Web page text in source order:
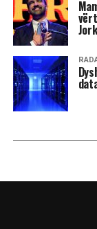
pozicionin e
Astrologjia i
shumë
panevojshme.
Virgjëresha
nevojës së
ndihen